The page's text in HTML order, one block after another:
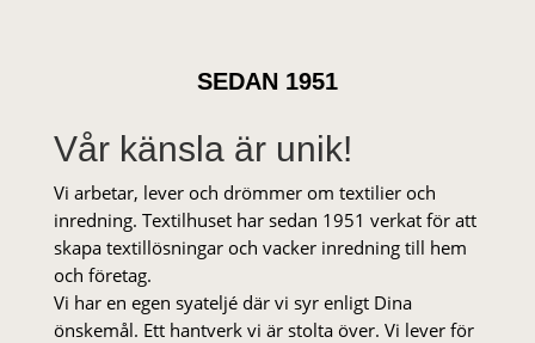
SEDAN 1951
Vår känsla är unik!
Vi arbetar, lever och drömmer om textilier och
inredning. Textilhuset har sedan 1951 verkat för att
skapa textillösningar och vacker inredning till hem
och företag.
Vi har en egen syateljé där vi syr enligt Dina
önskemål. Ett hantverk vi är stolta över. Vi lever för